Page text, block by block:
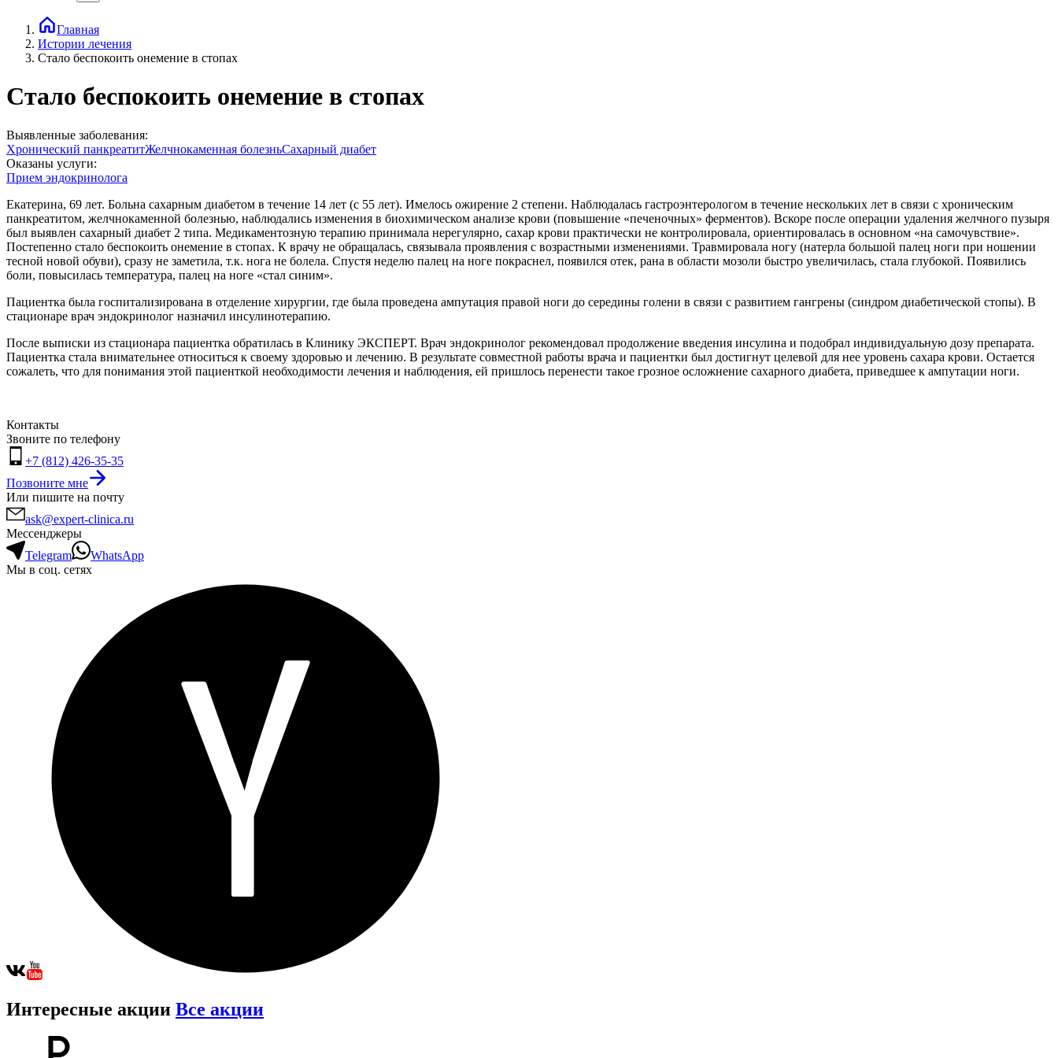
Главная
Истории лечения
Стало беспокоить онемение в стопах
Стало беспокоить онемение в стопах
Выявленные заболевания:
Хронический панкреатитЖелчнокаменная болезньСахарный диабет
Оказаны услуги:
Прием эндокринолога
Екатерина, 69 лет. Больна сахарным диабетом в течение 14 лет (с 55 лет). Имелось ожирение 2 степени. Наблюдалась гастроэнтерологом в течение нескольких лет в связи с хроническим
панкреатитом, желчнокаменной болезнью, наблюдались изменения в биохимическом анализе крови (повышение «печеночных» ферментов). Вскоре после операции удаления желчного пузыря
был выявлен сахарный диабет 2 типа. Медикаментозную терапию принимала нерегулярно, сахар крови практически не контролировала, ориентировалась в основном «на самочувствие».
Постепенно стало беспокоить онемение в стопах. К врачу не обращалась, связывала проявления с возрастными изменениями. Травмировала ногу (натерла большой палец ноги при ношении
тесной новой обуви), сразу не заметила, т.к. нога не болела. Спустя неделю палец на ноге покраснел, появился отек, рана в области мозоли быстро увеличилась, стала глубокой. Появились
боли, повысилась температура, палец на ноге «стал синим».
Пациентка была госпитализирована в отделение хирургии, где была проведена ампутация правой ноги до середины голени в связи с развитием гангрены (синдром диабетической стопы). В
стационаре врач эндокринолог назначил инсулинотерапию.
После выписки из стационара пациентка обратилась в Клинику ЭКСПЕРТ. Врач эндокринолог рекомендовал продолжение введения инсулина и подобрал индивидуальную дозу препарата.
Пациентка стала внимательнее относиться к своему здоровью и лечению. В результате совместной работы врача и пациентки был достигнут целевой для нее уровень сахара крови. Остается
сожалеть, что для понимания этой пациенткой необходимости лечения и наблюдения, ей пришлось перенести такое грозное осложнение сахарного диабета, приведшее к ампутации ноги.
Контакты
Звоните по телефону
+7 (812) 426-35-35
Позвоните мне
Или пишите на почту
ask@expert-clinica.ru
Мессенджеры
Telegram
WhatsApp
Мы в соц. сетях
Интересные акции Все акции